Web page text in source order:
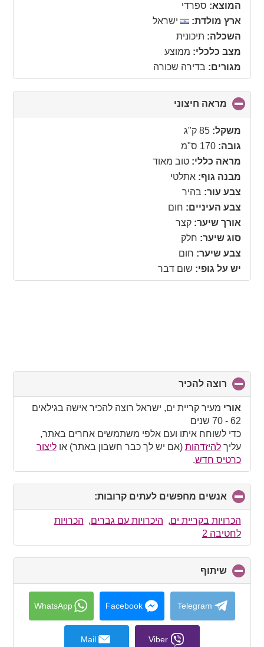
המוצא: ספרדי
ארץ מולדת:
ישראל
השכלה: תיכונית
מצב כלכלי: ממוצע
מגורים: בדירה שכורה
מראה חיצוני
to
משקל: 85 ק"ג
גובה: 170 ס"מ
מראה כללי: טוב מאוד
מבנה גוף: אתלטי
צבע עור: בהיר
צבע העיניים: חום
אורך שיער: קצר
סוג שיער: חלק
צבע שיער: חום
יש על גופי: שום דבר
רוצה להכיר
to
collapse
אורי מעיר קריית ים, ישראל רוצה להכיר אישה בגילאים
62 - 70 שנים
כדי לשוחח איתו ועם אלפי משתמשים אחרים באתר,
עליךלהיזדהות (אם יש לך כבר חשבון באתר) אוליצור
כרטיס חדש.
אנשים מחפשים לעתים קרובות:
to
collapse
הכרויות בקריית ים, היכרויות עם גברים, הכרויות
לחטיבה 2
שיתוף
to
collapse
contents
Telegram
Facebook
WhatsApp
Viber
Mail